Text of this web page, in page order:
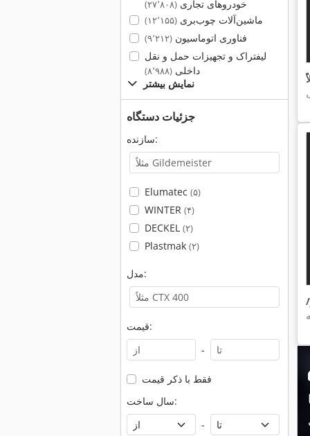
خودروهای تجاری(۲۷٬۸۰۸)
ماشین‌آلات چوب‌بری(۱۲٬۱۵۵)
فناوری اتوماسیون(۹٬۲۱۲)
لیفتراک و تجهیزات حمل و نقل
داخلی(۸٬۹۸۸)
نمایش بیشتر
جزئیات دستگاه
سازنده:
Elumatec (۵)
WINTER (۴)
DECKEL (۲)
Plastmak (۲)
مدل:
قیمت:
-
فقط با ذکر قیمت
سال ساخت:
-